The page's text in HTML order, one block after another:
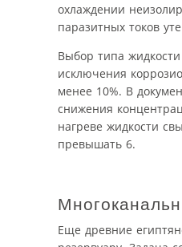
охлаждении
паразитных токов
Выбор типа
исключения
менее 10%. В
снижения
нагреве жидкости
превышать 6.
Еще древние